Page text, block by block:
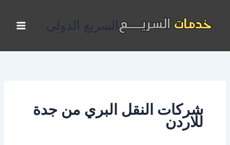
المحتوى
السريع الدولي
شركات النقل البري من جدة
للاردن